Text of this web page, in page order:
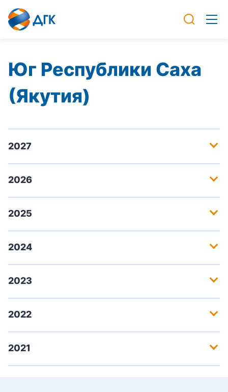
Юг Республики Саха
(Якутия)
2027
2026
2025
2024
2023
2022
2021